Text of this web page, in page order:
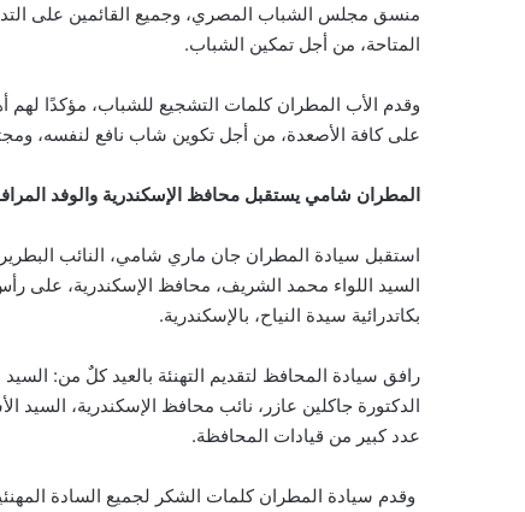
منسق مجلس الشباب المصري، وجميع القائمين على
المتاحة، من أجل تمكين الشباب.
وقدم الأب المطران كلمات التشجيع للشباب، مؤكدًا لهم
على كافة الأصعدة، من أجل تكوين شاب نافع لنفسه،
المطران شامي يستقبل محافظ الإسكندرية والوفد المرافق
استقبل سيادة المطران جان ماري شامي، النائب
السيد اللواء محمد الشريف، محافظ الإسكندرية، على رأس
بكاتدرائية سيدة النياح، بالإسكندرية.
رافق سيادة المحافظ لتقديم التهنئة بالعيد كلٌ من:
الدكتورة جاكلين عازر، نائب محافظ الإسكندرية، السيد
عدد كبير من قيادات المحافظة.
وقدم سيادة المطران كلمات الشكر لجميع السادة